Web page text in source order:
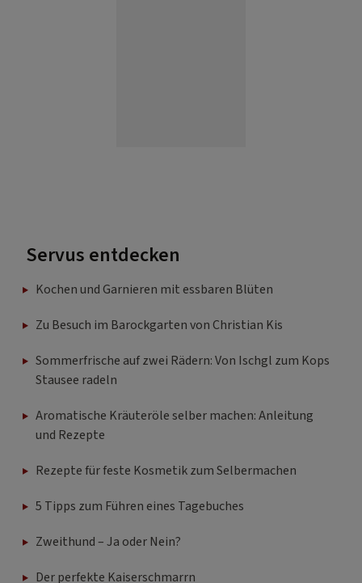
Servus entdecken
Kochen und Garnieren mit essbaren Blüten
Zu Besuch im Barockgarten von Christian Kis
Sommerfrische auf zwei Rädern: Von Ischgl zum Kops
Stausee radeln
Aromatische Kräuteröle selber machen: Anleitung
und Rezepte
Rezepte für feste Kosmetik zum Selbermachen
5 Tipps zum Führen eines Tagebuches
Zweithund – Ja oder Nein?
Der perfekte Kaiserschmarrn